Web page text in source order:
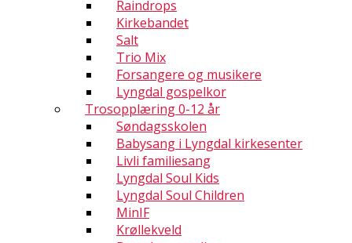
Raindrops
Kirkebandet
Salt
Trio Mix
Forsangere og musikere
Lyngdal gospelkor
Trosopplæring 0-12 år
Søndagsskolen
Babysang i Lyngdal kirkesenter
Livli familiesang
Lyngdal Soul Kids
Lyngdal Soul Children
MinIF
Krøllekveld